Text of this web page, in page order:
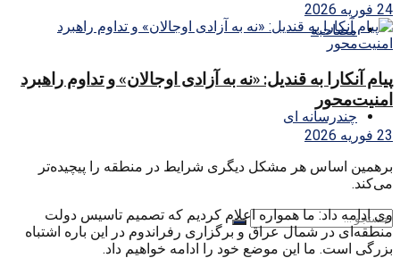
مصاحبه
چندرسانه ای
24 فوریه 2026
پیام آنکارا به قندیل: «نه به آزادی اوجالان» و تداوم راهبرد
امنیت‌محور
23 فوریه 2026
برهمین اساس هر مشکل دیگری شرایط در منطقه را پیچیده‌تر
می‌کند.
وی ادامه داد: ما همواره اعلام کردیم که تصمیم تاسیس دولت
منطقه‌ای در شمال عراق و برگزاری رفراندوم در این باره اشتباه
بزرگی است. ما این موضع خود را ادامه خواهیم داد.